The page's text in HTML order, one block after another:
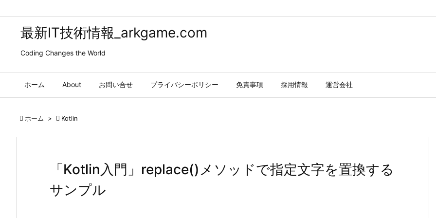
最新IT技術情報_arkgame.com
Coding Changes the World
ホーム About お問い合せ プライバシーポリシー 免責事項 採用情報 運営会社
 ホーム >  Kotlin
「Kotlin入門」replace()メソッドで指定文字を置換する
サンプル